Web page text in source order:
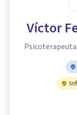
Víctor